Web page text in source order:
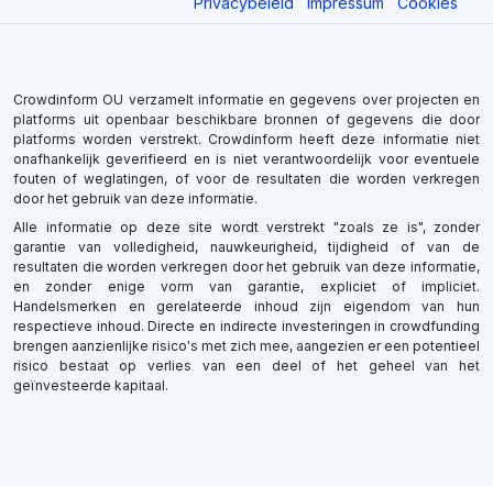
Crowdinform OU verzamelt informatie en gegevens over projecten en
platforms uit openbaar beschikbare bronnen of gegevens die door
platforms worden verstrekt. Crowdinform heeft deze informatie niet
onafhankelijk geverifieerd en is niet verantwoordelijk voor eventuele
fouten of weglatingen, of voor de resultaten die worden verkregen
door het gebruik van deze informatie.
Alle informatie op deze site wordt verstrekt "zoals ze is", zonder
garantie van volledigheid, nauwkeurigheid, tijdigheid of van de
resultaten die worden verkregen door het gebruik van deze informatie,
en zonder enige vorm van garantie, expliciet of impliciet.
Handelsmerken en gerelateerde inhoud zijn eigendom van hun
respectieve inhoud. Directe en indirecte investeringen in crowdfunding
brengen aanzienlijke risico's met zich mee, aangezien er een potentieel
risico bestaat op verlies van een deel of het geheel van het
geïnvesteerde kapitaal.